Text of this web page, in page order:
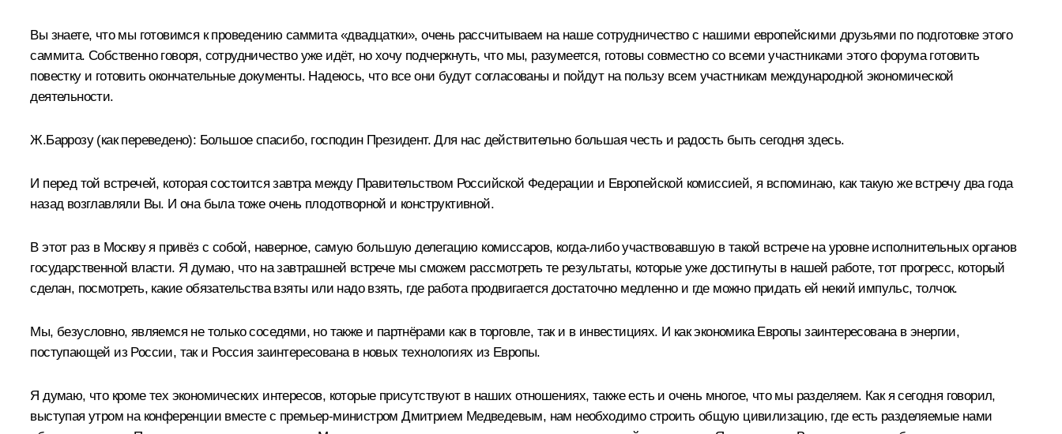
Вы знаете, что мы готовимся к проведению саммита «двадцатки», очень рассчитываем на наше сотрудничество с нашими европейскими друзьями по подготовке этого
саммита. Собственно говоря, сотрудничество уже идёт, но хочу подчеркнуть, что мы, разумеется, готовы совместно со всеми участниками этого форума готовить
повестку и готовить окончательные документы. Надеюсь, что все они будут согласованы и пойдут на пользу всем участникам международной экономической
деятельности.
Ж.Баррозу (как переведено): Большое спасибо, господин Президент. Для нас действительно большая честь и радость быть сегодня здесь.
И перед той встречей, которая состоится завтра между Правительством Российской Федерации и Европейской комиссией, я вспоминаю, как такую же встречу два года
назад возглавляли Вы. И она была тоже очень плодотворной и конструктивной.
В этот раз в Москву я привёз с собой, наверное, самую большую делегацию комиссаров, когда‑либо участвовавшую в такой встрече на уровне исполнительных органов
государственной власти. Я думаю, что на завтрашней встрече мы сможем рассмотреть те результаты, которые уже достигнуты в нашей работе, тот прогресс, который
сделан, посмотреть, какие обязательства взяты или надо взять, где работа продвигается достаточно медленно и где можно придать ей некий импульс, толчок.
Мы, безусловно, являемся не только соседями, но также и партнёрами как в торговле, так и в инвестициях. И как экономика Европы заинтересована в энергии,
поступающей из России, так и Россия заинтересована в новых технологиях из Европы.
Я думаю, что кроме тех экономических интересов, которые присутствуют в наших отношениях, также есть и очень многое, что мы разделяем. Как я сегодня говорил,
выступая утром на конференции вместе с премьер-министромДмитрием Медведевым, нам необходимо строить общую цивилизацию, где есть разделяемые нами